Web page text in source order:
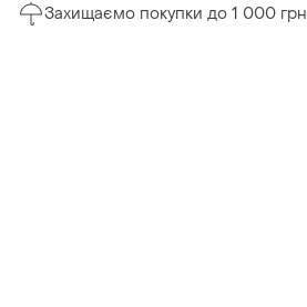
Захищаємо покупки до 1 000 грн